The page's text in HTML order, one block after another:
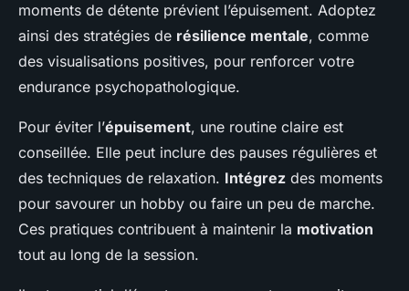
moments de détente prévient l’épuisement. Adoptez
ainsi des stratégies de résilience mentale, comme
des visualisations positives, pour renforcer votre
endurance psychopathologique.
Pour éviter l’épuisement, une routine claire est
conseillée. Elle peut inclure des pauses régulières et
des techniques de relaxation. Intégrez des moments
pour savourer un hobby ou faire un peu de marche.
Ces pratiques contribuent à maintenir la motivation
tout au long de la session.